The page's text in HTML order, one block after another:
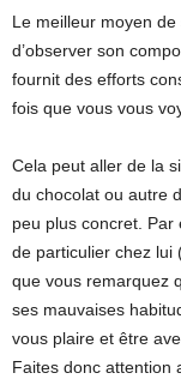
Le meilleur moyen
d’observer son
fournit des efforts
fois que vous vous
Cela peut aller de la
du chocolat ou autre
peu plus concret. Par
de particulier chez lui
que vous remarquez
ses mauvaises
vous plaire et être
Faites donc attention